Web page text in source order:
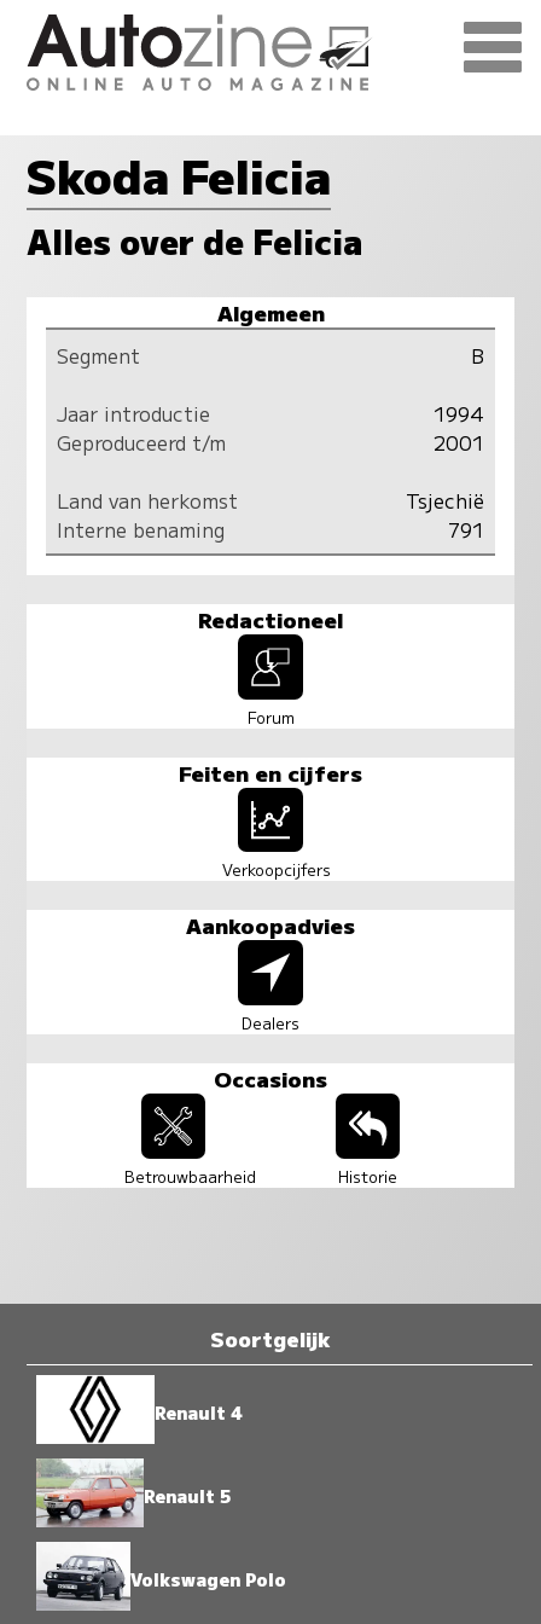
Skoda Felicia
Alles over de Felicia
Algemeen
Segment
B
Jaar introductie
1994
Geproduceerd t/m
2001
Land van herkomst
Tsjechië
Interne benaming
791
Redactioneel
Forum
Feiten en cijfers
Verkoopcijfers
Aankoopadvies
Dealers
Occasions
Betrouwbaarheid Historie
Soortgelijk
Renault 4
Renault 5
Volkswagen Polo